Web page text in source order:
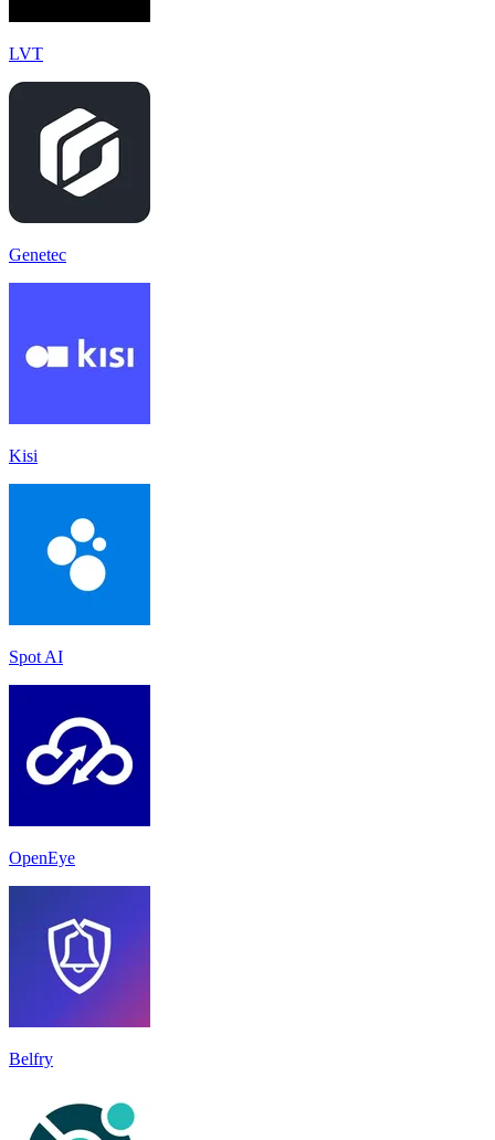
LVT
Genetec
Kisi
Spot AI
OpenEye
Belfry